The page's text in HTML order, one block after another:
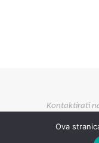
Kontaktirati
Ova